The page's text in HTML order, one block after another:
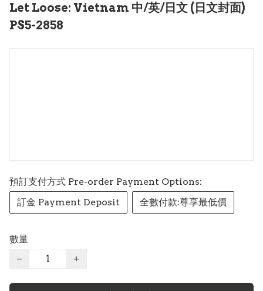
Let Loose: Vietnam 中/英/日文 (日文封面)
PS5-2858
預訂支付方式 Pre-order Payment Options:
訂金 Payment Deposit
全數付款:尊享最低價
數量
−
+